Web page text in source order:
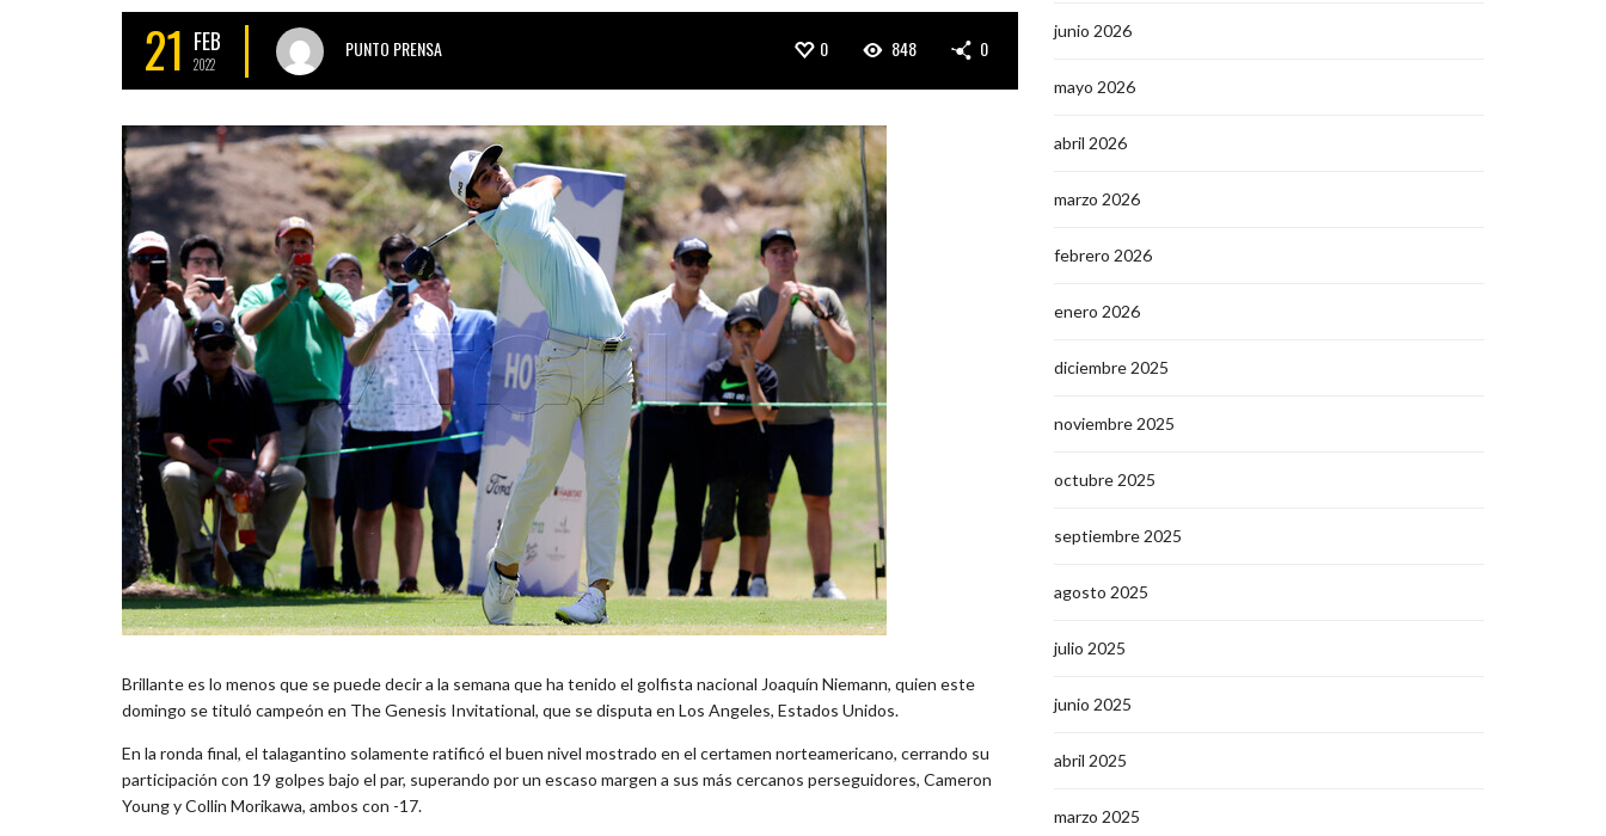
21 FEB
2022
PUNTO PRENSA 0 848 0
Brillante es lo menos que se puede decir a la semana que ha tenido el golfista nacional Joaquín Niemann, quien este
domingo se tituló campeón en The Genesis Invitational, que se disputa en Los Angeles, Estados Unidos.
En la ronda final, el talagantino solamente ratificó el buen nivel mostrado en el certamen norteamericano, cerrando su
participación con 19 golpes bajo el par, superando por un escaso margen a sus más cercanos perseguidores, Cameron
Young y Collin Morikawa, ambos con -17.
junio 2026
mayo 2026
abril 2026
marzo 2026
febrero 2026
enero 2026
diciembre 2025
noviembre 2025
octubre 2025
septiembre 2025
agosto 2025
julio 2025
junio 2025
abril 2025
marzo 2025